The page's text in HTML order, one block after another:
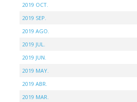
2019 OCT.
2019 SEP.
2019 AGO.
2019 JUL.
2019 JUN.
2019 MAY.
2019 ABR.
2019 MAR.